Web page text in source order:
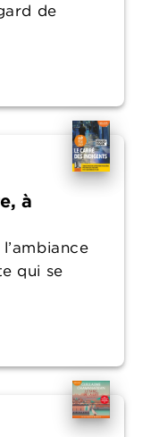
de
à
qui se